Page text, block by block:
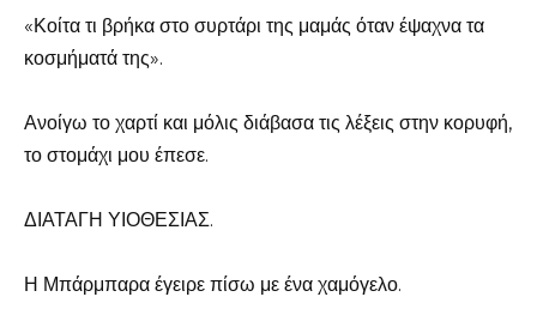
«Κοίτα τι βρήκα στο συρτάρι της μαμάς όταν έψαχνα τα
κοσμήματά της».
Ανοίγω το χαρτί και μόλις διάβασα τις λέξεις στην κορυφή,
το στομάχι μου έπεσε.
ΔΙΑΤΑΓΗ ΥΙΟΘΕΣΙΑΣ.
Η Μπάρμπαρα έγειρε πίσω με ένα χαμόγελο.